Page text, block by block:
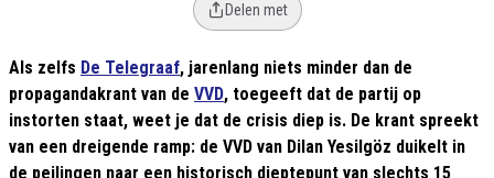
Delen met
Als zelfs De Telegraaf, jarenlang niets minder dan de
propagandakrant van de VVD, toegeeft dat de partij op
instorten staat, weet je dat de crisis diep is. De krant spreekt
van een dreigende ramp: de VVD van Dilan Yesilgöz duikelt in
de peilingen naar een historisch dieptepunt van slechts 15